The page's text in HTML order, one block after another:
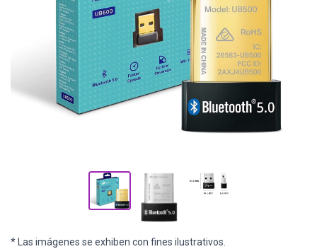
* Las imágenes se exhiben con fines ilustrativos.